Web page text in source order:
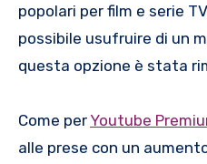
popolari per film e serie
possibile usufruire di un
questa opzione è stata
Come per Youtube
alle prese con un